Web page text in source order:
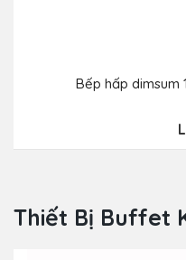
Bếp hấp dimsum
Thiết Bị Buffet